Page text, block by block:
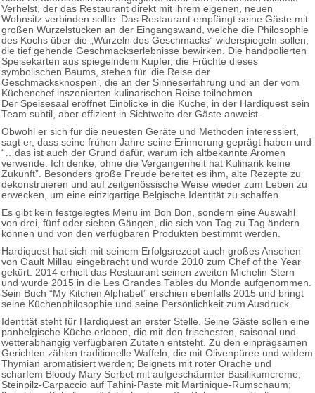
Verhelst, der das Restaurant direkt mit ihrem eigenen, neuen
Wohnsitz verbinden sollte. Das Restaurant empfängt seine Gäste mit
großen Wurzelstücken an der Eingangswand, welche die Philosophie
des Kochs über die „Wurzeln des Geschmacks“ widerspiegeln sollen,
die tief gehende Geschmackserlebnisse bewirken. Die handpolierten
Speisekarten aus spiegelndem Kupfer, die Früchte dieses
symbolischen Baums, stehen für ‘die Reise der
Geschmacksknospen’, die an der Sinneserfahrung und an der vom
Küchenchef inszenierten kulinarischen Reise teilnehmen.
Der Speisesaal eröffnet Einblicke in die Küche, in der Hardiquest sein
Team subtil, aber effizient in Sichtweite der Gäste anweist.
Obwohl er sich für die neuesten Geräte und Methoden interessiert,
sagt er, dass seine frühen Jahre seine Erinnerung geprägt haben und
“…das ist auch der Grund dafür, warum ich altbekannte Aromen
verwende. Ich denke, ohne die Vergangenheit hat Kulinarik keine
Zukunft”. Besonders große Freude bereitet es ihm, alte Rezepte zu
dekonstruieren und auf zeitgenössische Weise wieder zum Leben zu
erwecken, um eine einzigartige Belgische Identität zu schaffen.
Es gibt kein festgelegtes Menü im Bon Bon, sondern eine Auswahl
von drei, fünf oder sieben Gängen, die sich von Tag zu Tag ändern
können und von den verfügbaren Produkten bestimmt werden.
Hardiquest hat sich mit seinem Erfolgsrezept auch großes Ansehen
von Gault Millau eingebracht und wurde 2010 zum Chef of the Year
gekürt. 2014 erhielt das Restaurant seinen zweiten Michelin-Stern
und wurde 2015 in die Les Grandes Tables du Monde aufgenommen.
Sein Buch “My Kitchen Alphabet” erschien ebenfalls 2015 und bringt
seine Küchenphilosophie und seine Persönlichkeit zum Ausdruck.
Identität steht für Hardiquest an erster Stelle. Seine Gäste sollen eine
panbelgische Küche erleben, die mit den frischesten, saisonal und
wetterabhängig verfügbaren Zutaten entsteht. Zu den einprägsamen
Gerichten zählen traditionelle Waffeln, die mit Olivenpüree und wildem
Thymian aromatisiert werden; Beignets mit roter Orache und
scharfem Bloody Mary Sorbet mit aufgeschäumter Basilikumcreme;
Steinpilz-Carpaccio auf Tahini-Paste mit Martinique-Rumschaum;